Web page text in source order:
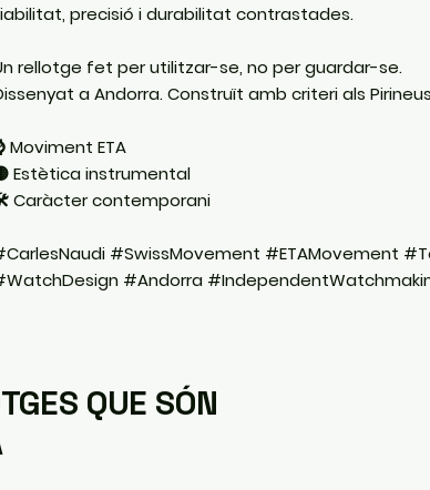
precisió i durabilitat contrastades.
rellotge fet per utilitzar-se, no per guardar-se.
a Andorra. Construït amb criteri als
Moviment ETA
Estètica instrumental
Caràcter contemporani
#SwissMovement #ETAMovement
#Andorra
QUE SÓN